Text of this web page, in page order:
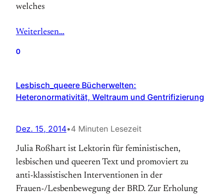
welches
Weiterlesen…
0
Lesbisch_queere Bücherwelten:
Heteronormativität, Weltraum und Gentrifizierung
Dez. 15, 2014•4 Minuten Lesezeit
Julia Roßhart ist Lektorin für feministischen,
lesbischen und queeren Text und promoviert zu
anti-klassistischen Interventionen in der
Frauen-/Lesben­bewegung der BRD. Zur Erholung